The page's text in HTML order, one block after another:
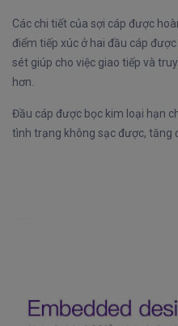
Các chi tiết của sợi cáp được
điểm tiếp xúc ở hai đầu cáp
sét giúp cho việc giao tiếp và
hơn.
Đầu cáp được bọc kim loại hạn
tình trạng không sạc được, tăng